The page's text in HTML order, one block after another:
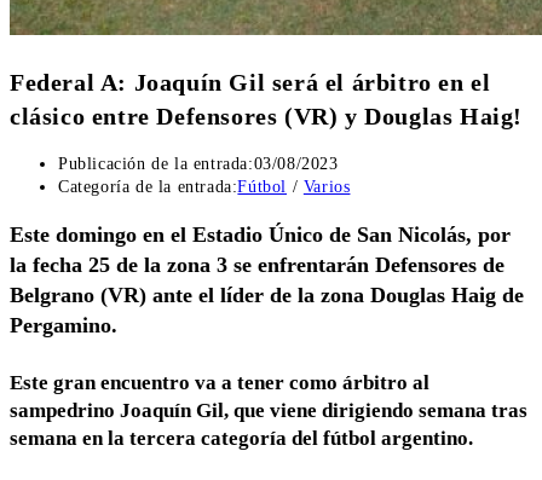
Federal A: Joaquín Gil será el árbitro en el
clásico entre Defensores (VR) y Douglas Haig!
Publicación de la entrada:03/08/2023
Categoría de la entrada:Fútbol / Varios
Este domingo en el Estadio Único de San Nicolás, por
la fecha 25 de la zona 3 se enfrentarán Defensores de
Belgrano (VR) ante el líder de la zona Douglas Haig de
Pergamino.
Este gran encuentro va a tener como árbitro al
sampedrino Joaquín Gil, que viene dirigiendo semana tras
semana en la tercera categoría del fútbol argentino.